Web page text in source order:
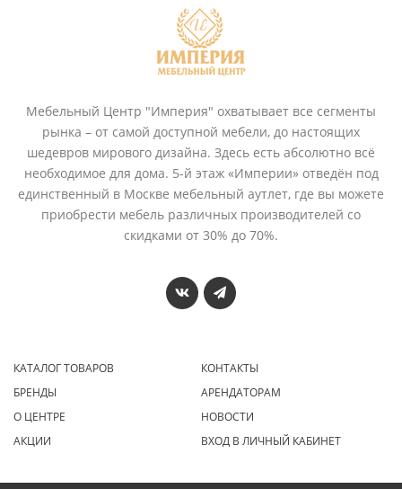
Мебельный Центр "Империя" охватывает все сегменты
рынка – от самой доступной мебели, до настоящих
шедевров мирового дизайна. Здесь есть абсолютно всё
необходимое для дома. 5-й этаж «Империи» отведён под
единственный в Москве мебельный аутлет, где вы можете
приобрести мебель различных производителей со
скидками от 30% до 70%.
КАТАЛОГ ТОВАРОВ
БРЕНДЫ
О ЦЕНТРЕ
АКЦИИ
КОНТАКТЫ
АРЕНДАТОРАМ
НОВОСТИ
ВХОД В ЛИЧНЫЙ КАБИНЕТ